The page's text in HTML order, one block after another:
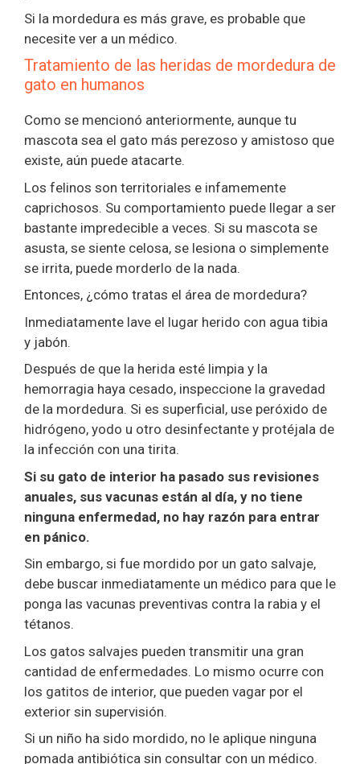
Si la mordedura es más grave, es probable que
necesite ver a un médico.
Tratamiento de las heridas de mordedura de
gato en humanos
Como se mencionó anteriormente, aunque tu
mascota sea el gato más perezoso y amistoso que
existe, aún puede atacarte.
Los felinos son territoriales e infamemente
caprichosos. Su comportamiento puede llegar a ser
bastante impredecible a veces. Si su mascota se
asusta, se siente celosa, se lesiona o simplemente
se irrita, puede morderlo de la nada.
Entonces, ¿cómo tratas el área de mordedura?
Inmediatamente lave el lugar herido con agua tibia
y jabón.
Después de que la herida esté limpia y la
hemorragia haya cesado, inspeccione la gravedad
de la mordedura. Si es superficial, use peróxido de
hidrógeno, yodo u otro desinfectante y protéjala de
la infección con una tirita.
Si su gato de interior ha pasado sus revisiones
anuales, sus vacunas están al día, y no tiene
ninguna enfermedad, no hay razón para entrar
en pánico.
Sin embargo, si fue mordido por un gato salvaje,
debe buscar inmediatamente un médico para que le
ponga las vacunas preventivas contra la rabia y el
tétanos.
Los gatos salvajes pueden transmitir una gran
cantidad de enfermedades. Lo mismo ocurre con
los gatitos de interior, que pueden vagar por el
exterior sin supervisión.
Si un niño ha sido mordido, no le aplique ninguna
pomada antibiótica sin consultar con un médico.